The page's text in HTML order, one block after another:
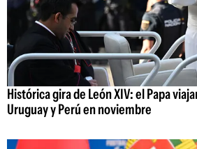
Histórica gira de León XIV: el Papa
Uruguay y Perú en noviembre